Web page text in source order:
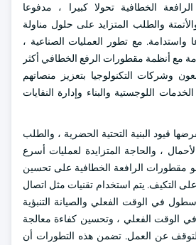
الخطافية تحولا كبيرا ، مدفوعا
والطلب المتزايد على حلول مناولة
واستدامة. مع تطور العمليات الصناعية ،
مع أنظمة مقطورات الرفع الخطافي أكثر
وشركات التكنولوجيا بتعزيز منصاتهم
اللوجستية والبناء وإدارة النفايات
قيود البنية التحتية الحضرية ، والطلب
، والحاجة المتزايدة لعمليات أسرع
مقطورات الرافعة الخطافية على تحسين
التكيف. يتم استخدام تقنيات مثل اتصال
في الوقت الفعلي والصيانة التنبؤية
في الوقت الفعلي ، وتحسين كفاءة معالجة
عن العمل. تضمن هذه التطورات أن